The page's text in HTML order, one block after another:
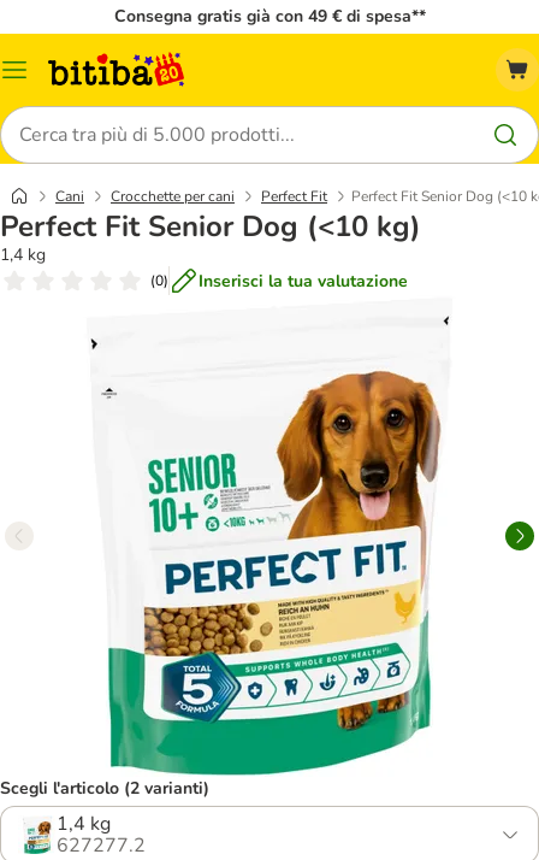
Consegna gratis già con 49 € di spesa**
Overview
Cerca
Cani Crocchette per cani Perfect Fit Perfect Fit Senior Dog (<10
Perfect Fit Senior Dog (<10 kg)
1,4 kg
(0) Inserisci la tua valutazione
Scegli l'articolo (2 varianti)
1,4 kg
627277.2